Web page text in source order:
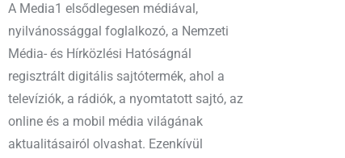
A Media1 elsődlegesen médiával,
nyilvánossággal foglalkozó, a Nemzeti
Média- és Hírközlési Hatóságnál
regisztrált digitális sajtótermék, ahol a
televíziók, a rádiók, a nyomtatott sajtó, az
online és a mobil média világának
aktualitásairól olvashat. Ezenkívül